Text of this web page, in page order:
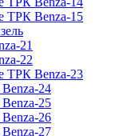
ТРК Benza-15
21
22
ТРК Benza-23
24
25
26
27